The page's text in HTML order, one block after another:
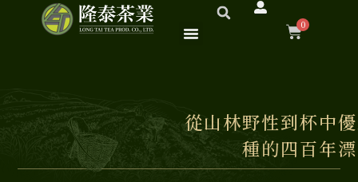
0
購
籃
從山林野性到杯中
種的四百年